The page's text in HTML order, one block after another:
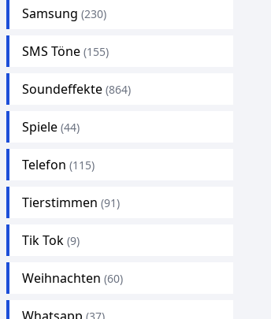
Samsung (230)
SMS Töne (155)
Soundeffekte (864)
Spiele (44)
Telefon (115)
Tierstimmen (91)
Tik Tok (9)
Weihnachten (60)